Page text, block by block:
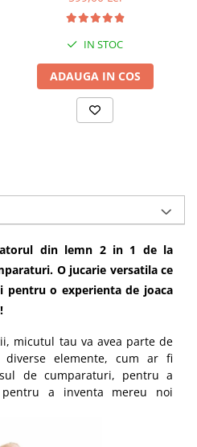
IN STOC
ADAUGA IN COS
din lemn 2 in 1 de la
O jucarie versatila ce
pentru o experienta de joaca
micutul tau va avea parte de
elemente, cum ar fi
de cumparaturi, pentru a
a inventa mereu noi